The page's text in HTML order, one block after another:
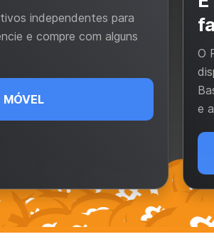
independentes para
e compre com alguns
O
e